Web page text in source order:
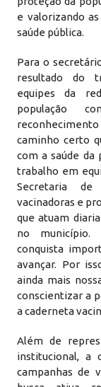
e valorizando
saúde pública.
Para o
resultado do
equipes da
população
caminho certo
com a saúde da
trabalho em
Secretaria de
vacinadoras e
que atuam
no município.
conquista
avançar. Por
ainda mais
conscientizar a
a caderneta
Além de
institucional, a
campanhas de